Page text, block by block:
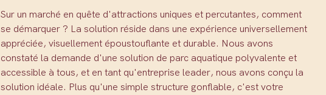
Sur un marché en quête d'attractions uniques et percutantes, comment
se démarquer ? La solution réside dans une expérience universellement
appréciée, visuellement époustouflante et durable. Nous avons
constaté la demande d'une solution de parc aquatique polyvalente et
accessible à tous, et en tant qu'entreprise leader, nous avons conçu la
solution idéale. Plus qu'une simple structure gonflable, c'est votre